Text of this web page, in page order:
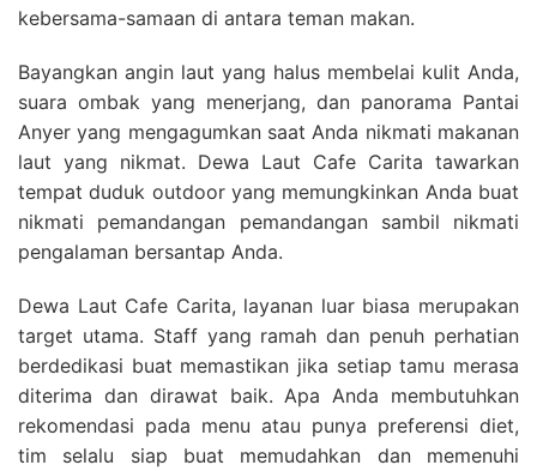
kebersama-samaan di antara teman makan.
Bayangkan angin laut yang halus membelai kulit Anda,
suara ombak yang menerjang, dan panorama Pantai
Anyer yang mengagumkan saat Anda nikmati makanan
laut yang nikmat. Dewa Laut Cafe Carita tawarkan
tempat duduk outdoor yang memungkinkan Anda buat
nikmati pemandangan pemandangan sambil nikmati
pengalaman bersantap Anda.
Dewa Laut Cafe Carita, layanan luar biasa merupakan
target utama. Staff yang ramah dan penuh perhatian
berdedikasi buat memastikan jika setiap tamu merasa
diterima dan dirawat baik. Apa Anda membutuhkan
rekomendasi pada menu atau punya preferensi diet,
tim selalu siap buat memudahkan dan memenuhi